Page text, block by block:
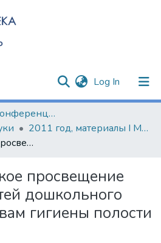
Log In (current)
Материалы конференций и семинаров
2011 год, материалы I Международной научно-практической конференции молодых исследователей
Валеологическое просвещение родителей детей дошкольного возраста основам гигиены полости рта
просвещение
дошкольного
гигиены полости